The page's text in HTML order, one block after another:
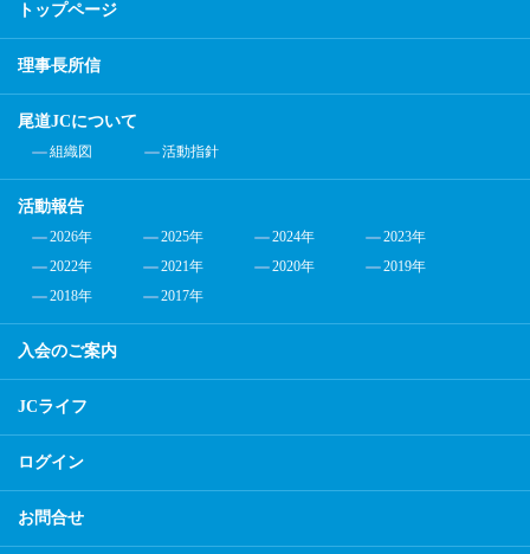
トップページ
理事長所信
尾道JCについて
組織図 活動指針
活動報告
2026年 2025年 2024年
2023年
2022年
2021年 2020年
2019年
2018年
2017年
入会のご案内
JCライフ
ログイン
お問合せ